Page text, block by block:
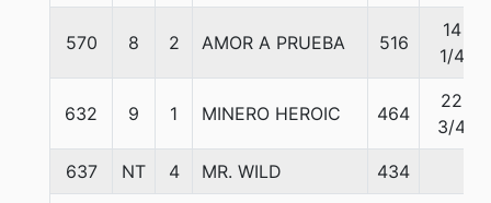
570 8 2 AMOR A PRUEBA 516
14
1/4
632 9 1 MINERO HEROIC 464
22
3/4
637 NT 4 MR. WILD 434